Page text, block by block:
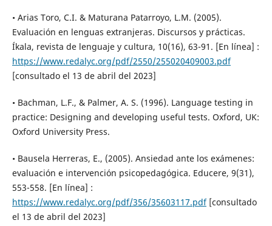
• Arias Toro, C.I. & Maturana Patarroyo, L.M. (2005).
Evaluación en lenguas extranjeras. Discursos y prácticas.
Íkala, revista de lenguaje y cultura, 10(16), 63-91. [En línea] :
https://www.redalyc.org/pdf/2550/255020409003.pdf
[consultado el 13 de abril del 2023]
• Bachman, L.F., & Palmer, A. S. (1996). Language testing in
practice: Designing and developing useful tests. Oxford, UK:
Oxford University Press.
• Bausela Herreras, E., (2005). Ansiedad ante los exámenes:
evaluación e intervención psicopedagógica. Educere, 9(31),
553-558. [En línea] :
https://www.redalyc.org/pdf/356/35603117.pdf[consultado
el 13 de abril del 2023]